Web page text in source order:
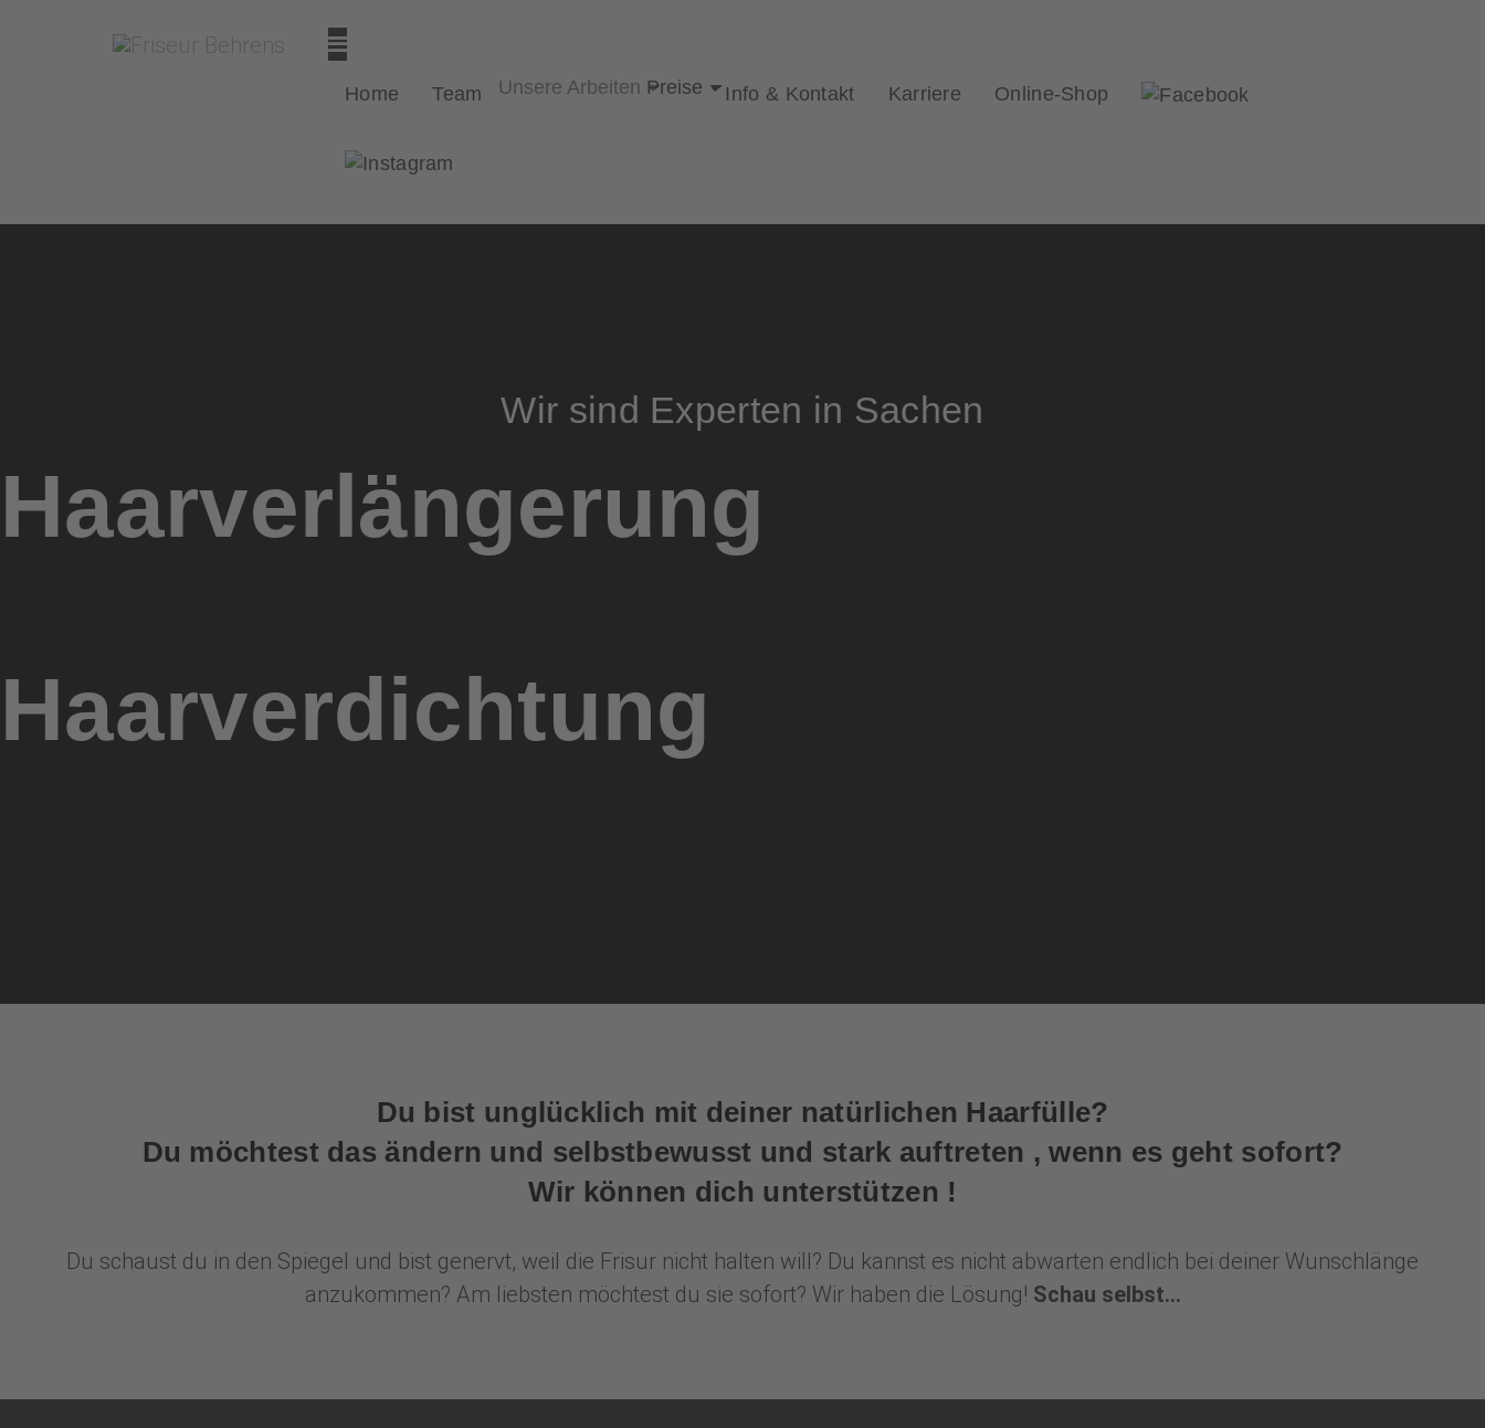
Home Team Unsere Arbeiten Preise Info & Kontakt Karriere Online-Shop
Wir sind Experten in Sachen
Haarverlängerung
Haarverdichtung
Du bist unglücklich mit deiner natürlichen Haarfülle?
Du möchtest das ändern und selbstbewusst und stark auftreten , wenn es geht sofort?
Wir können dich unterstützen !
Du schaust du in den Spiegel und bist genervt, weil die Frisur nicht halten will? Du kannst es nicht abwarten endlich bei deiner Wunschlänge
anzukommen? Am liebsten möchtest du sie sofort? Wir haben die Lösung! Schau selbst...